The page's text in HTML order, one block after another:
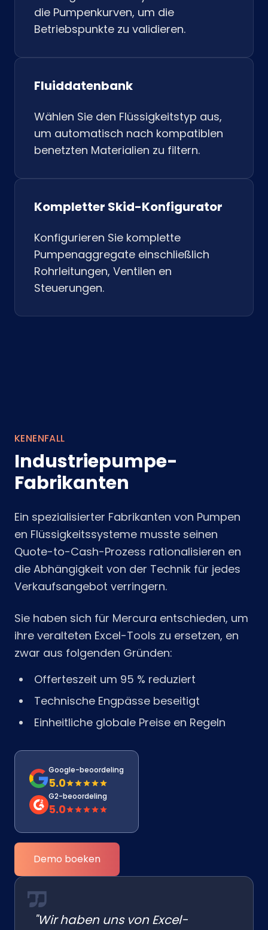
die Pumpenkurven, um die
Betriebspunkte zu validieren.
Fluiddatenbank
Wählen Sie den Flüssigkeitstyp aus,
um automatisch nach kompatiblen
benetzten Materialien zu filtern.
Kompletter Skid-Konfigurator
Konfigurieren Sie komplette
Pumpenaggregate einschließlich
Rohrleitungen, Ventilen en
Steuerungen.
KENENFALL
Industriepumpe-
Fabrikanten
Ein spezialisierter Fabrikanten von Pumpen
en Flüssigkeitssysteme musste seinen
Quote-to-Cash-Prozess rationalisieren en
die Abhängigkeit von der Technik für jedes
Verkaufsangebot verringern.
Sie haben sich für Mercura entschieden, um
ihre veralteten Excel-Tools zu ersetzen, en
zwar aus folgenden Gründen:
Offerteszeit um 95 % reduziert
Technische Engpässe beseitigt
Einheitliche globale Preise en Regeln
Google-beoordeling
5.0
G2-beoordeling
5.0
Demo boeken
"Wir haben uns von Excel-